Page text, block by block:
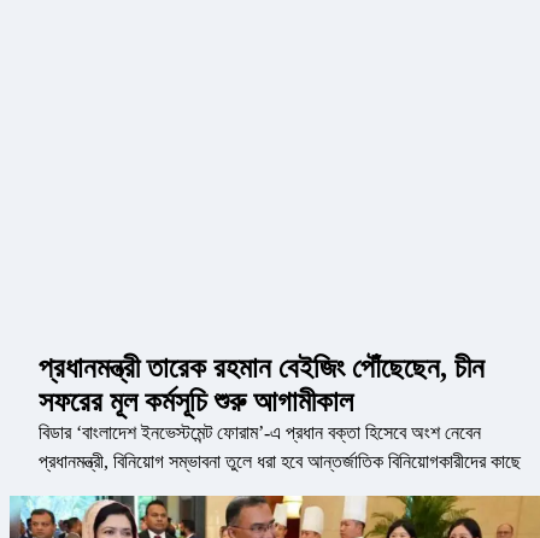
প্রধানমন্ত্রী তারেক রহমান বেইজিং পৌঁছেছেন, চীন
সফরের মূল কর্মসূচি শুরু আগামীকাল
বিডার ‘বাংলাদেশ ইনভেস্টমেন্ট ফোরাম’-এ প্রধান বক্তা হিসেবে অংশ নেবেন
প্রধানমন্ত্রী, বিনিয়োগ সম্ভাবনা তুলে ধরা হবে আন্তর্জাতিক বিনিয়োগকারীদের কাছে